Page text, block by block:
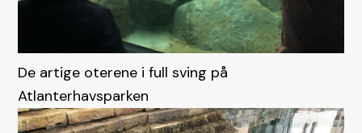
De artige oterene i full sving på
Atlanterhavsparken